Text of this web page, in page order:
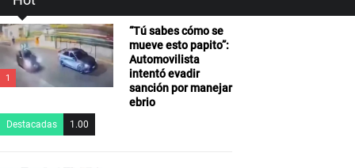
1
“Tú sabes cómo se
mueve esto papito”:
Automovilista
intentó evadir
sanción por manejar
ebrio
Destacadas 1.00